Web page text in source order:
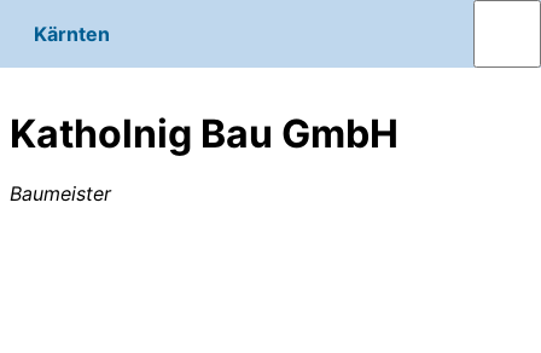
Kärnten
Katholnig Bau GmbH
Baumeister